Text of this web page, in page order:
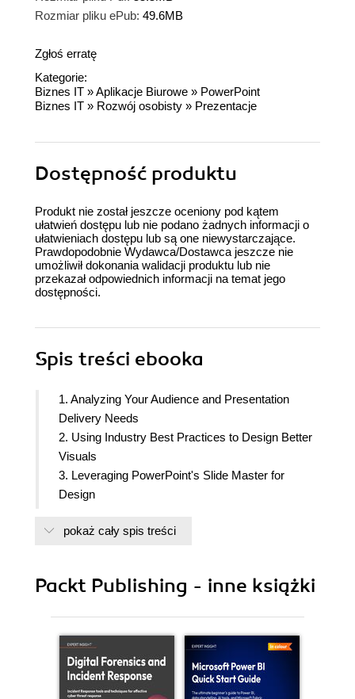
Rozmiar pliku ePub: 49.6MB
Zgłoś erratę
Kategorie:
Biznes IT »Aplikacje Biurowe » PowerPoint
Biznes IT » Rozwój osobisty » Prezentacje
Dostępność produktu
Produkt nie został jeszcze oceniony pod kątem
ułatwień dostępu lub nie podano żadnych informacji o
ułatwieniach dostępu lub są one niewystarczające.
Prawdopodobnie Wydawca/Dostawca jeszcze nie
umożliwił dokonania walidacji produktu lub nie
przekazał odpowiednich informacji na temat jego
dostępności.
Spis treści ebooka
1. Analyzing Your Audience and Presentation
Delivery Needs
2. Using Industry Best Practices to Design Better
Visuals
3. Leveraging PowerPoint's Slide Master for
Design
Accessible Handouts and Notes
Visuals
9. Working with Transitions and Animations
10. Building Flexibility and Interactivity into Your
Presentations
pokaż cały spis treści
Packt Publishing - inne książki